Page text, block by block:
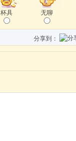
杯具 无聊
分享到：